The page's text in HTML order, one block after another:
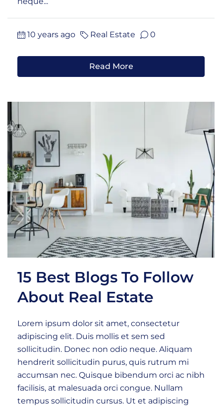
10 years ago Real Estate 0
Read More
15 Best Blogs To Follow
About Real Estate
Lorem ipsum dolor sit amet, consectetur
adipiscing elit. Duis mollis et sem sed
sollicitudin. Donec non odio neque. Aliquam
hendrerit sollicitudin purus, quis rutrum mi
accumsan nec. Quisque bibendum orci ac nibh
facilisis, at malesuada orci congue. Nullam
tempus sollicitudin cursus. Ut et adipiscing